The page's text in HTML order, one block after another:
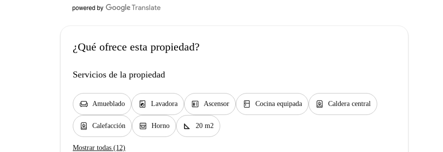
¿Qué ofrece esta propiedad?
Servicios de la propiedad
chair Amueblado local_laundry_service Lavadora elevator Ascensor kitchen Cocina equipada water_heater Caldera central
water_heater Calefacción oven_gen Horno square_foot 20 m2
Mostrar todas (12)